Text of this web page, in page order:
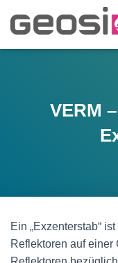
VERM
Ein „Exzenterstab“
Reflektoren auf